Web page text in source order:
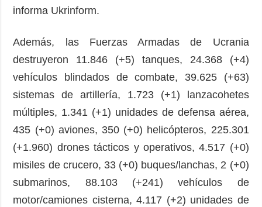
informa Ukrinform.
Además, las Fuerzas Armadas de Ucrania
destruyeron 11.846 (+5) tanques, 24.368 (+4)
vehículos blindados de combate, 39.625 (+63)
sistemas de artillería, 1.723 (+1) lanzacohetes
múltiples, 1.341 (+1) unidades de defensa aérea,
435 (+0) aviones, 350 (+0) helicópteros, 225.301
(+1.960) drones tácticos y operativos, 4.517 (+0)
misiles de crucero, 33 (+0) buques/lanchas, 2 (+0)
submarinos, 88.103 (+241) vehículos de
motor/camiones cisterna, 4.117 (+2) unidades de